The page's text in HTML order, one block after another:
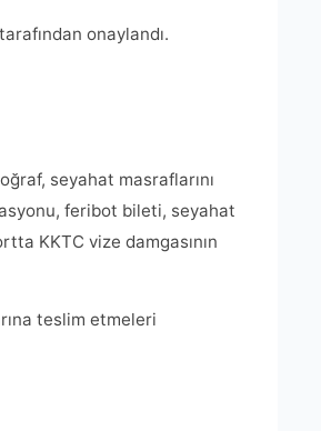
onaylandı.
seyahat masraflarını
feribot bileti, seyahat
KKTC vize damgasının
teslim etmeleri